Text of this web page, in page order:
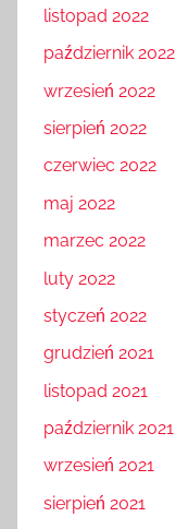
listopad 2022
październik 2022
wrzesień 2022
sierpień 2022
czerwiec 2022
maj 2022
marzec 2022
luty 2022
styczeń 2022
grudzień 2021
listopad 2021
październik 2021
wrzesień 2021
sierpień 2021